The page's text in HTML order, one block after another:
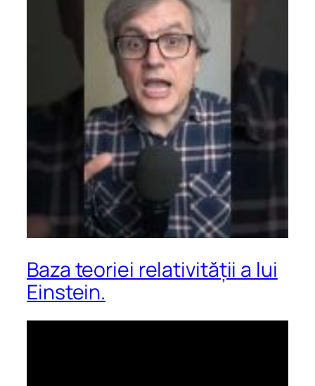
Baza teoriei relativității a lui
Einstein.